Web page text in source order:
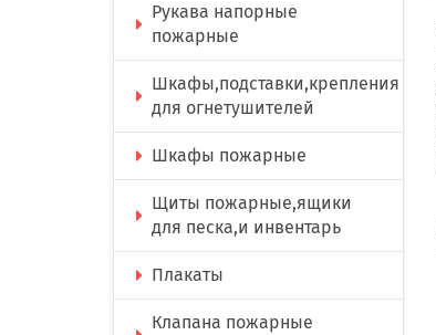
Рукава напорные
пожарные
Шкафы,подставки,крепления
для огнетушителей
Шкафы пожарные
Щиты пожарные,ящики
для песка,и инвентарь
Плакаты
Клапана пожарные